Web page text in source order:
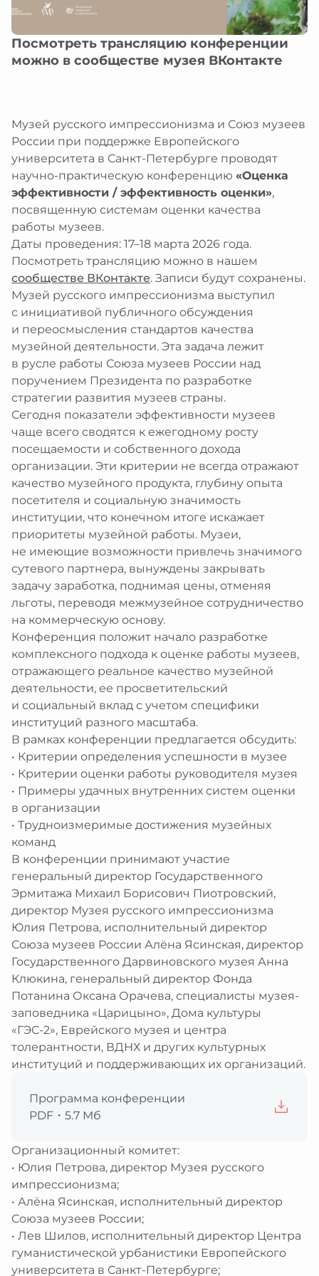
и слабовидящим
и слабослышащим
улей
поддержка
проекты
регионах
программы и подарки
Посмотреть трансляцию конференции
можно в сообществе музея ВКонтакте
Музей русского импрессионизма и Союз музеев
России при поддержке Европейского
университета в Санкт-Петербурге проводят
научно-практическую конференцию«Оценка
эффективности / эффективность оценки»,
посвященную системам оценки качества
работы музеев.
Даты проведения: 17–18 марта 2026 года.
Посмотреть трансляцию можно в нашем
сообществе ВКонтакте. Записи будут сохранены.
Музей русского импрессионизма выступил
с инициативой публичного обсуждения
и переосмысления стандартов качества
музейной деятельности. Эта задача лежит
в русле работы Союза музеев России над
поручением Президента по разработке
стратегии развития музеев страны.
Сегодня показатели эффективности музеев
чаще всего сводятся к ежегодному росту
посещаемости и собственного дохода
организации. Эти критерии не всегда отражают
качество музейного продукта, глубину опыта
посетителя и социальную значимость
институции, что конечном итоге искажает
приоритеты музейной работы. Музеи,
не имеющие возможности привлечь значимого
сутевого партнера, вынуждены закрывать
задачу заработка, поднимая цены, отменяя
льготы, переводя межмузейное сотрудничество
на коммерческую основу.
Конференция положит начало разработке
комплексного подхода к оценке работы музеев,
отражающего реальное качество музейной
деятельности, ее просветительский
и социальный вклад с учетом специфики
институций разного масштаба.
В рамках конференции предлагается обсудить:
• Критерии определения успешности в музее
• Критерии оценки работы руководителя музея
• Примеры удачных внутренних систем оценки
в организации
• Трудноизмеримые достижения музейных
команд
В конференции принимают участие
генеральный директор Государственного
Эрмитажа Михаил Борисович Пиотровский,
директор Музея русского импрессионизма
Юлия Петрова, исполнительный директор
Союза музеев России Алёна Ясинская, директор
Государственного Дарвиновского музея Анна
Клюкина, генеральный директор Фонда
Потанина Оксана Орачева, специалисты музея-
заповедника «Царицыно», Дома культуры
«ГЭС-2», Еврейского музея и центра
толерантности, ВДНХ и других культурных
институций и поддерживающих их организаций.
Программа конференции
PDF・5.7 Мб
Организационный комитет:
• Юлия Петрова, директор Музея русского
импрессионизма;
• Алёна Ясинская, исполнительный директор
Союза музеев России;
• Лев Шилов, исполнительный директор Центра
гуманистической урбанистики Европейского
университета в Санкт-Петербурге;